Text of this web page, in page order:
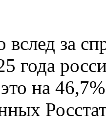
вслед за
года
на